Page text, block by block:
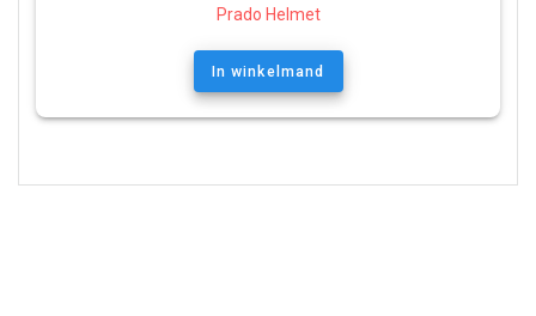
Prado Helmet
In winkelmand